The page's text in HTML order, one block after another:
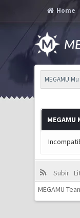
Home
MEGAMU
Subir
MEGAMU